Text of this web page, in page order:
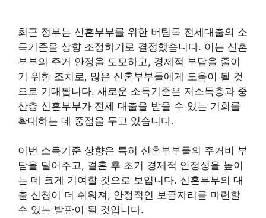
최근 정부는 신혼부부를 위한 버팀목 전세대출의 소
득기준을 상향 조정하기로 결정했습니다. 이는 신혼
부부의 주거 안정을 도모하고, 경제적 부담을 줄이
기 위한 조치로, 많은 신혼부부들에게 도움이 될 것
으로 기대됩니다. 새로운 소득기준은 저소득층과 중
산층 신혼부부가 전세 대출을 받을 수 있는 기회를
확대하는 데 중점을 두고 있습니다.
이번 소득기준 상향은 특히 신혼부부들의 주거비 부
담을 덜어주고, 결혼 후 초기 경제적 안정성을 높이
는 데 크게 기여할 것으로 보입니다. 신혼부부의 대
출 신청이 더 쉬워져, 안정적인 보금자리를 마련할
수 있는 발판이 될 것입니다.